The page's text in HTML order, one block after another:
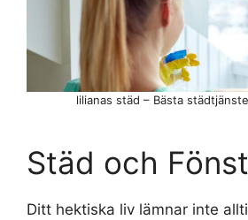
lilianas städ – Bästa
Städ och
Ditt hektiska liv lämnar inte